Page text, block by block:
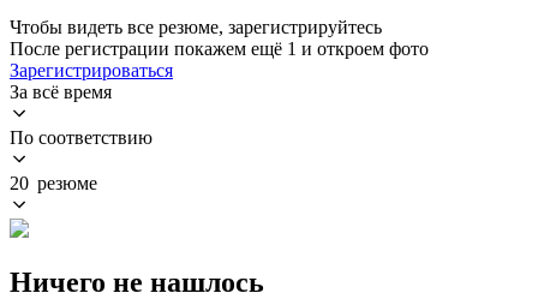
Чтобы видеть все резюме, зарегистрируйтесь
После регистрации покажем ещё 1 и откроем фото
Зарегистрироваться
За всё время
По соответствию
20 резюме
Ничего не нашлось